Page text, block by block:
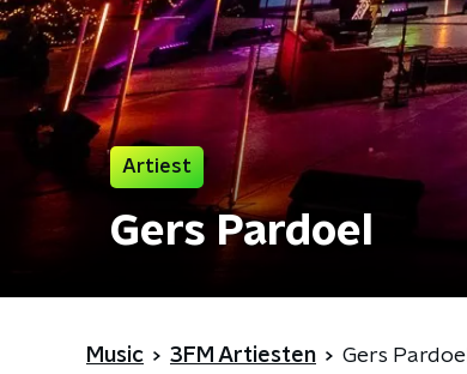
Artiest
Gers Pardoel
Music 3FM Artiesten Gers Pardoel